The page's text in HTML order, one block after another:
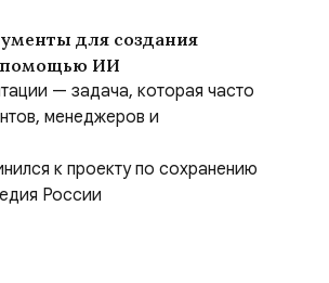
для создания
помощью ИИ
— задача, которая часто
менеджеров и